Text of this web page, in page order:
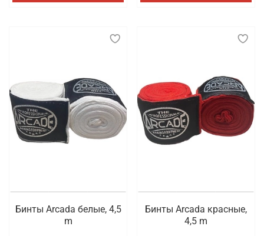
Бинты Arcada белые, 4,5
m
Бинты Arcada красные,
4,5 m